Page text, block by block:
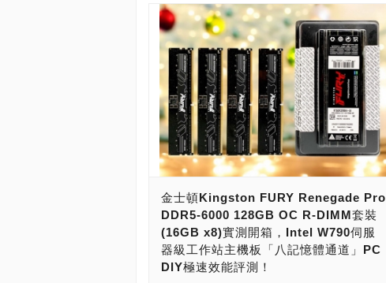
機與工作站的版本，研發代號叫做Sapphire
Rapids-WS，處理器的名稱叫做Intel Xeon
W-2400與W-3400系列處理器，搭配的是Intel
W790晶片組主機板，提供新一代的DDR5、
PCIe 5.0與PCIe 5.0 x4 NVMe M.2 SSD的
架構，以及Xeon W-2400最高24核心48執行
緒與W-3400最高56核心112執行緒的戰鬥力。
然而，要驅動這樣的工作站處理器，要玩
HEDT高階桌機，一定需要一張絕強至猛的主
機板。接下來，就讓我們來看看伺服器大廠美
超微所開發，採用Intel W790晶片組所設計的
Supermicro SUPERO X13SWA-TF主機板
吧！ ----------------- ----------------- 伺服器大廠
美超微，在這次Intel推出Sapphire Rapids-
WS處理器，也就是發表Intel Xeon W-2400與
W-3400系列處理器的同時，也不缺席Intel
史上最強大AMD AI PC工作站主機板來了！
現在，要跑AI PC，運行DeepSeek、Open
AI、Meta或Google的AI模型的話，除了需要
強大的顯示卡或AI加速卡，AI PC硬體擴充能
力也要夠力才行。即便安裝了高階消費級
GeForce RTX 5080、5090顯示卡，選用超強
NVIDIA H100 80GB、H100 NVL 94GB、
H200/H200 NVL 141GB加速卡，單張顯示
卡、加速卡不夠力的話，就可以升級雙顯示
卡、三顯示卡、四顯示卡，或多張AI加速卡，
來打造超強的AI PC，來提升AI「訓練
（Training）」或「推論（Inference）」的性
能與速度。 若要挑選「大廠品牌，系出名門，
用料紮實，高階配備，擴充強大，支援超頻，
穩定性高，可靠度好」，能配備最強96核心
192執行緒AMD Ryzen Threadripper PRO
金士頓Kingston FURY Renegade Pro
DDR5-6000 128GB OC R-DIMM套裝
(16GB x8)實測開箱，Intel W790伺服
器級工作站主機板「八記憶體通道」PC
DIY極速效能評測！